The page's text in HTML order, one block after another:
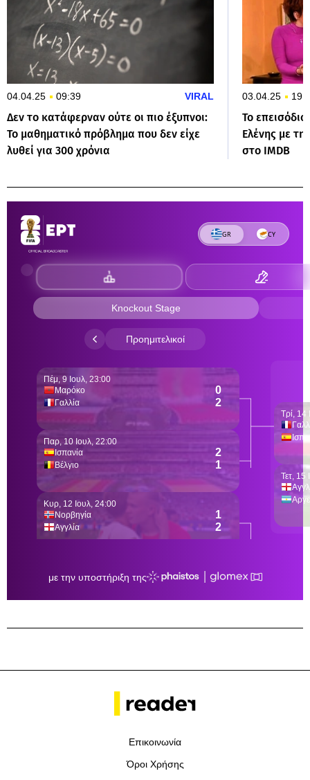
04.04.25 09:39 VIRAL
Δεν το κατάφερναν ούτε οι πιο έξυπνοι:
Το μαθηματικό πρόβλημα που δεν είχε
λυθεί για 300 χρόνια
03.04.25
Το
Ελένης με
στο IMDB
Επικοινωνία
Όροι Χρήσης